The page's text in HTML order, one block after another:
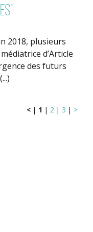
2018, plusieurs
d’Article
des futurs
< | 1 | 2 | 3 | >